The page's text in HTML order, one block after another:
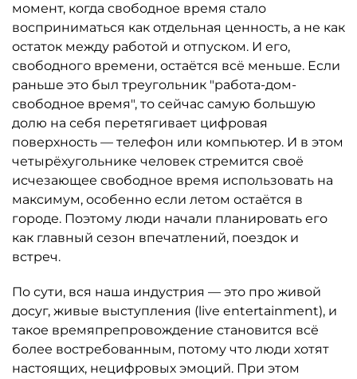
момент, когда свободное время стало
восприниматься как отдельная ценность, а не как
остаток между работой и отпуском. И его,
свободного времени, остаётся всё меньше. Если
раньше это был треугольник "работа-дом-
свободное время", то сейчас самую большую
долю на себя перетягивает цифровая
поверхность — телефон или компьютер. И в этом
четырёхугольнике человек стремится своё
исчезающее свободное время использовать на
максимум, особенно если летом остаётся в
городе. Поэтому люди начали планировать его
как главный сезон впечатлений, поездок и
встреч.
По сути, вся наша индустрия — это про живой
досуг, живые выступления (live entertainment), и
такое времяпрепровождение становится всё
более востребованным, потому что люди хотят
настоящих, нецифровых эмоций. При этом